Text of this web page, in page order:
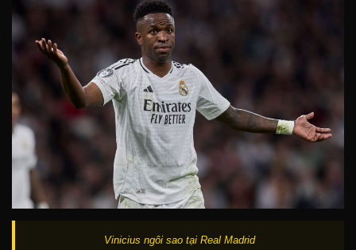
Vinicius ngôi sao tại Real Madrid